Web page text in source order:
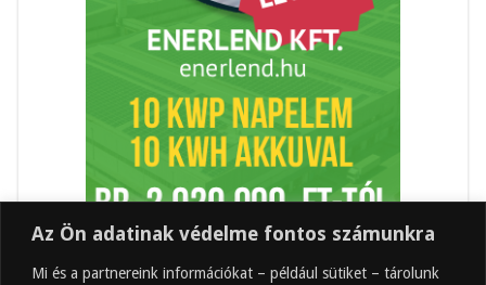
Az Ön adatinak védelme fontos számunkra
Mi és a partnereink információkat – például sütiket – tárolunk